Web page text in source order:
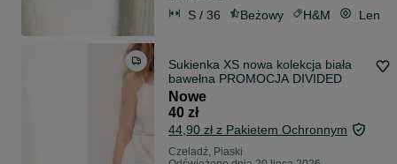
S / 36 Beżowy H&M Len
Sukienka XS nowa kolekcja biała
bawełna PROMOCJA DIVIDED
Nowe
40 zł
44,90 zł z Pakietem Ochronnym
Czeladź, Piaski